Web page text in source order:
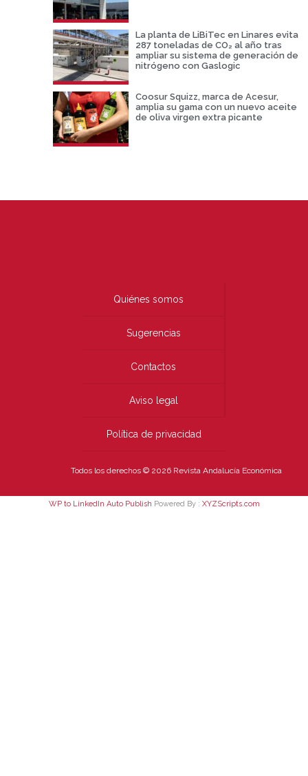
La planta de LiBiTec en Linares evita
287 toneladas de CO₂ al año tras
ampliar su sistema de generación de
nitrógeno con Gaslogic
Coosur Squizz, marca de Acesur,
amplia su gama con un nuevo aceite
de oliva virgen extra picante
Quiénes somos
Sugerencias
Contactos
Aviso legal
Política de privacidad
Todos los derechos © 2026 Revista Andalucía Económica
WP to LinkedIn Auto Publish Powered By : XYZScripts.com